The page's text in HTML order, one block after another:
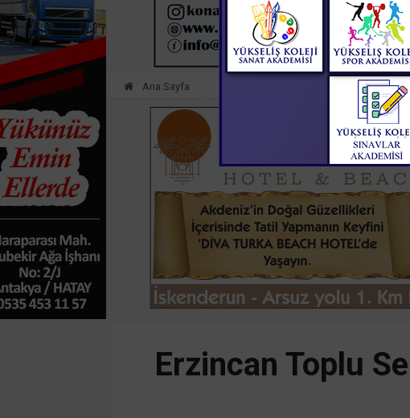
Ana Sayfa
Erzincan Toplu